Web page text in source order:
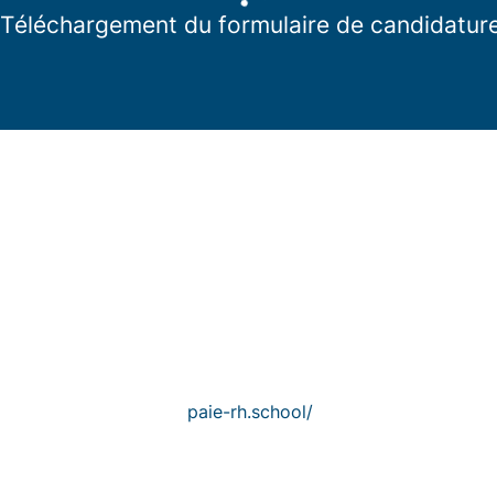
Téléchargement du formulaire de
paie-rh.school/